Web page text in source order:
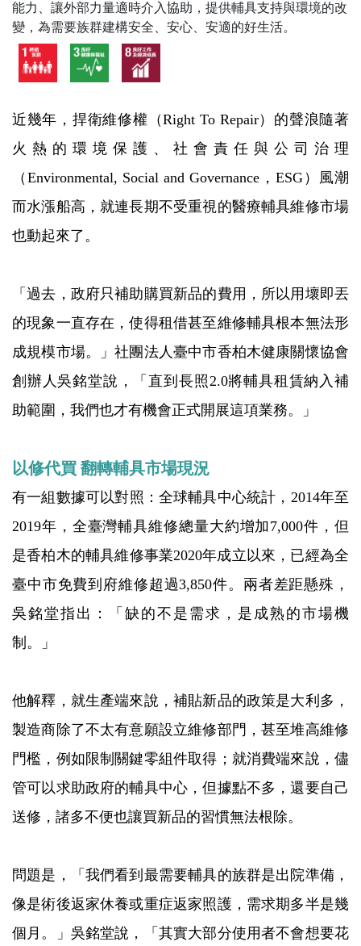
能力、讓外部力量適時介入協助，提供輔具支持與環境的改
變，為需要族群建構安全、安心、安適的好生活。
近幾年，捍衛維修權（Right To Repair）的聲浪隨著
火熱的環境保護、社會責任與公司治理
（Environmental, Social and Governance，ESG）風潮
而水漲船高，就連長期不受重視的醫療輔具維修市場
也動起來了。
「過去，政府只補助購買新品的費用，所以用壞即丟
的現象一直存在，使得租借甚至維修輔具根本無法形
成規模市場。」社團法人臺中市香柏木健康關懷協會
創辦人吳銘堂說，「直到長照2.0將輔具租賃納入補
助範圍，我們也才有機會正式開展這項業務。」
以修代買 翻轉輔具市場現況
有一組數據可以對照：全球輔具中心統計，2014年至
2019年，全臺灣輔具維修總量大約增加7,000件，但
是香柏木的輔具維修事業2020年成立以來，已經為全
臺中市免費到府維修超過3,850件。兩者差距懸殊，
吳銘堂指出：「缺的不是需求，是成熟的市場機
制。」
他解釋，就生產端來說，補貼新品的政策是大利多，
製造商除了不太有意願設立維修部門，甚至堆高維修
門檻，例如限制關鍵零組件取得；就消費端來說，儘
管可以求助政府的輔具中心，但據點不多，還要自己
送修，諸多不便也讓買新品的習慣無法根除。
問題是，「我們看到最需要輔具的族群是出院準備，
像是術後返家休養或重症返家照護，需求期多半是幾
個月。」吳銘堂說，「其實大部分使用者不會想要花